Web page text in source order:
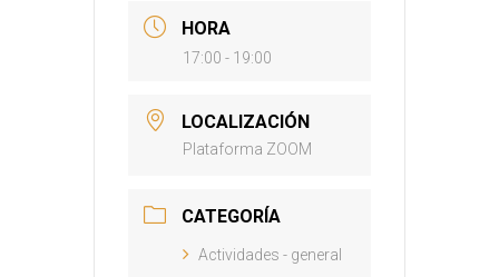
HORA
17:00 - 19:00
LOCALIZACIÓN
Plataforma ZOOM
CATEGORÍA
Actividades - general